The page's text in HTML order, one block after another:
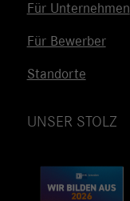
Für Unternehmen
Für Bewerber
Standorte
UNSER STOLZ